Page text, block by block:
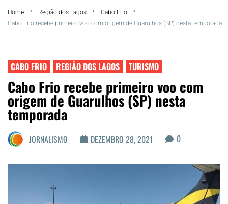
Summer
Região dos Lagos
Agenda Cultural
Colunistas
Home Região dos Lagos
Cabo Frio
Cabo Frio recebe primeiro voo com origem de Guarulhos (SP) nesta temporada
CABO FRIO REGIÃO DOS LAGOS TURISMO
Cabo Frio recebe primeiro voo com
origem de Guarulhos (SP) nesta
temporada
JORNALISMO DEZEMBRO 28, 2021 0